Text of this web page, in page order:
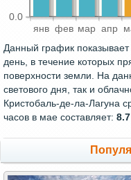
янв фев мар апр
0.0
Данный график показывает
день, в течение которых
поверхности земли. На
светового дня, так и
Кристобаль-де-ла-Лагуна
часов в мае составляет: